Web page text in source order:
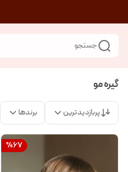
جستجو
گیره مو
پربازدیدترین برندها
%67